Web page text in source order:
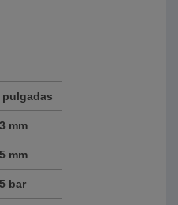
pulgadas
mm
mm
bar